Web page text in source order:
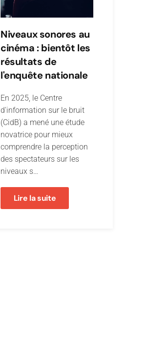
Niveaux sonores au
cinéma : bientôt les
résultats de
l'enquête nationale
En 2025, le Centre
d'information sur le bruit
(CidB) a mené une étude
novatrice pour mieux
comprendre la perception
des spectateurs sur les
niveaux s…
Lire la suite